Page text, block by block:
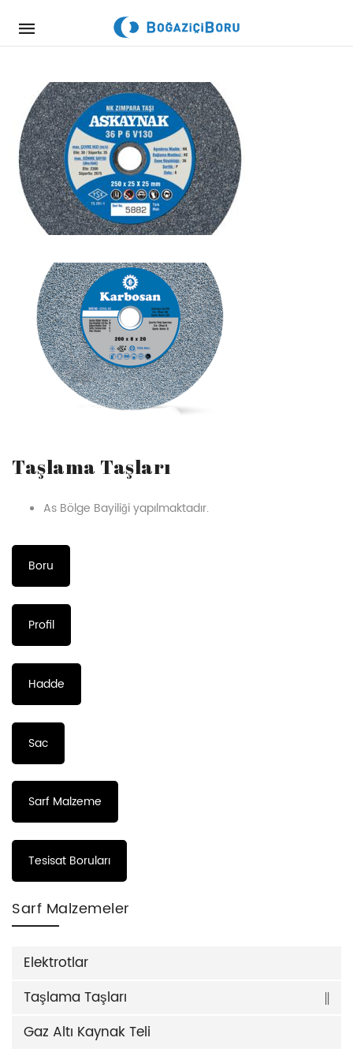
Mobile
Skip to content
Taşlama Taşları
As Bölge Bayiliği yapılmaktadır.
Boru
Profil
Hadde
Sac
Sarf Malzeme
Tesisat Boruları
Sarf Malzemeler
Elektrotlar
Taşlama Taşları
Gaz Altı Kaynak Teli